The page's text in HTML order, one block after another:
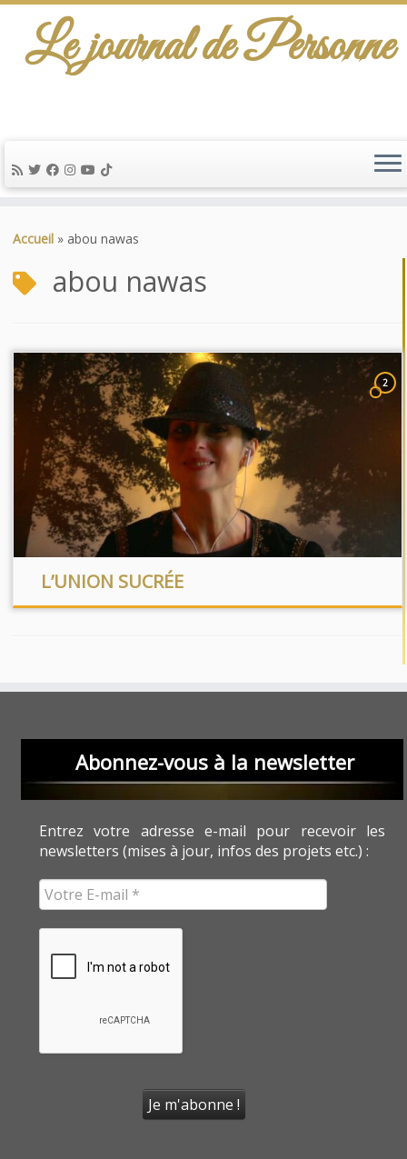
au
Le journal de Personne
Accueil » abou nawas
abou nawas
2
L’UNION SUCRÉE
Abonnez-vous à la newsletter
Entrez votre adresse e-mail pour recevoir les
newsletters (mises à jour, infos des projets etc.) :